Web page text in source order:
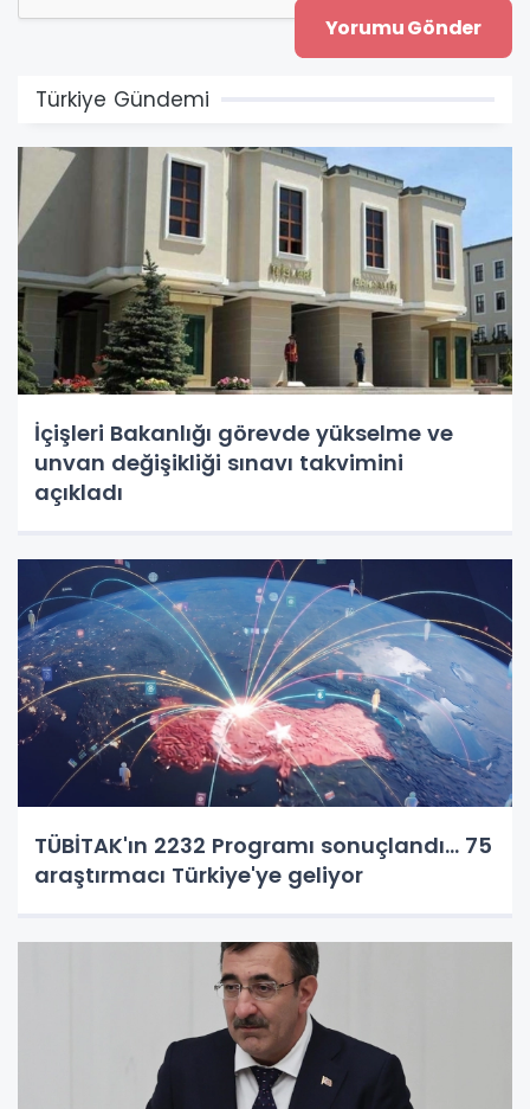
Türkiye Gündemi
İçişleri Bakanlığı görevde yükselme ve
unvan değişikliği sınavı takvimini
açıkladı
TÜBİTAK'ın 2232 Programı sonuçlandı... 75
araştırmacı Türkiye'ye geliyor